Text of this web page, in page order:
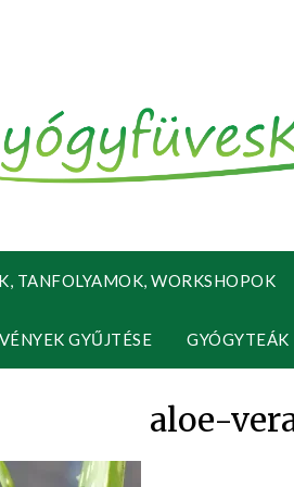
TANFOLYAMOK, WORKSHOPOK
GYŰJTÉSE GYÓGYTEÁK
aloe-